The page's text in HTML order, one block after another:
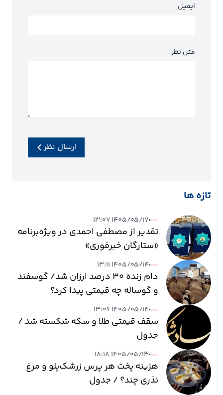
ایمیل
متن نظر
ارسال نظر
تازه ها
۱۴۰۵/۰۵/۱۷ ۱۳:۰۷
تقدیر از مصطفی احمدی در ویژه‌برنامه
«ستارگان خبرفوری»
۱۴۰۵/۰۵/۱۴ ۱۳:۱۱
دام زنده ۳۰ درصد ارزان شد/ گوسفند
و گوساله چه قیمتی پیدا کرد؟
۱۴۰۵/۰۵/۱۴ ۱۳:۰۶
سقف قیمتی طلا و سکه شکسته شد /
جدول
۱۴۰۵/۰۵/۱۳ ۱۸:۱۸
هزینه پخت هر پرس زرشک‌پلو و مرغ
نذری چند؟ / جدول